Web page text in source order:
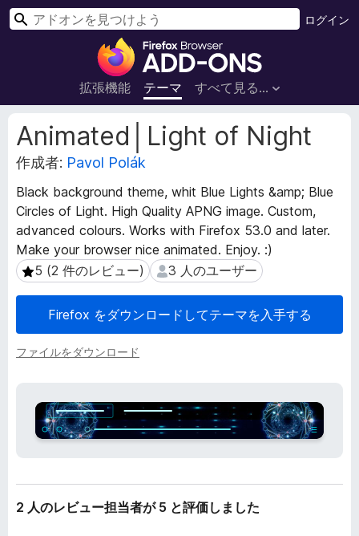
F
r
e
o
ラ
ウ
ザ
ー
ア
ド
オ
ン
拡張機能 テーマ すべて見る...
ログイン
検
Animated│Light of Night
作成者: Pavol Polák
Black background theme, whit Blue Lights &amp; Blue
Circles of Light. High Quality APNG image. Custom,
advanced colours. Works with Firefox 53.0 and later.
Make your browser nice animated. Enjoy. :)
5 (2 件のレビュー)
5 (2 件のレビュー) 3 人のユーザー
3 人のユーザー
Firefox をダウンロードしてテーマを入手する
ファイルをダウンロード
拡
張
機
メ
タ
デ
ー
タ
2 人のレビュー担当者が 5 と評価しました